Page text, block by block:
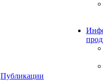
Публикации